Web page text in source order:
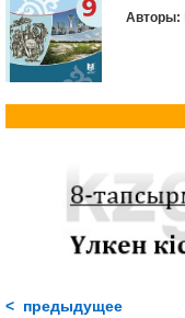
Авторы:
< предыдущее